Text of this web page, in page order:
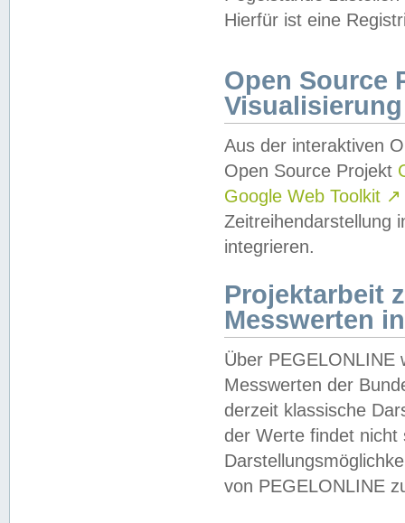
Hierfür ist eine
Open Source
Visualisierung
Aus der interaktiven
Open Source Projekt
Google Web Toolkit ↗
Zeitreihendarstellung
integrieren.
Projektarbeit
Messwerten
Über PEGELONLINE
Messwerten der
derzeit klassische
der Werte findet
von PEGELONLINE